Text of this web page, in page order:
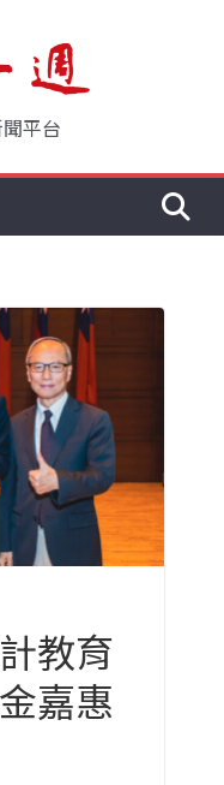
平台
教育
嘉惠